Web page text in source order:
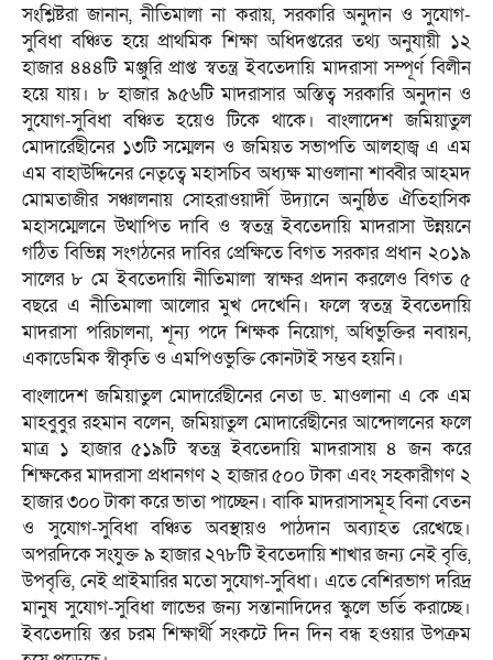
সংশ্লিষ্টরা জানান, নীতিমালা না করায়, সরকারি অনুদান ও সুযোগ-
সুবিধা বঞ্চিত হয়ে প্রাথমিক শিক্ষা অধিদপ্তরের তথ্য অনুযায়ী ১২
হাজার ৪৪৪টি মঞ্জুরি প্রাপ্ত স্বতন্ত্র ইবতেদায়ি মাদরাসা সম্পূর্ণ বিলীন
হয়ে যায়। ৮ হাজার ৯৫৬টি মাদরাসার অস্তিত্ব সরকারি অনুদান ও
সুযোগ-সুবিধা বঞ্চিত হয়েও টিকে থাকে। বাংলাদেশ জমিয়াতুল
মোদার্রেছীনের ১৩টি সম্মেলন ও জমিয়ত সভাপতি আলহাজ্ব এ এম
এম বাহাউদ্দিনের নেতৃত্বে মহাসচিব অধ্যক্ষ মাওলানা শাব্বীর আহমদ
মোমতাজীর সঞ্চালনায় সোহরাওয়ার্দী উদ্যানে অনুষ্ঠিত ঐতিহাসিক
মহাসম্মেলনে উত্থাপিত দাবি ও স্বতন্ত্র ইবতেদায়ি মাদরাসা উন্নয়নে
গঠিত বিভিন্ন সংগঠনের দাবির প্রেক্ষিতে বিগত সরকার প্রধান ২০১৯
সালের ৮ মে ইবতেদায়ি নীতিমালা স্বাক্ষর প্রদান করলেও বিগত ৫
বছরে এ নীতিমালা আলোর মুখ দেখেনি। ফলে স্বতন্ত্র ইবতেদায়ি
মাদরাসা পরিচালনা, শূন্য পদে শিক্ষক নিয়োগ, অধিভুক্তির নবায়ন,
একাডেমিক স্বীকৃতি ও এমপিওভুক্তি কোনটাই সম্ভব হয়নি।
বাংলাদেশ জমিয়াতুল মোদার্রেছীনের নেতা ড. মাওলানা এ কে এম
মাহবুবুর রহমান বলেন, জমিয়াতুল মোদার্রেছীনের আন্দোলনের ফলে
মাত্র ১ হাজার ৫১৯টি স্বতন্ত্র ইবতেদায়ি মাদরাসায় ৪ জন করে
শিক্ষকের মাদরাসা প্রধানগণ ২ হাজার ৫০০ টাকা এবং সহকারীগণ ২
হাজার ৩০০ টাকা করে ভাতা পাচ্ছেন। বাকি মাদরাসাসমূহ বিনা বেতন
ও সুযোগ-সুবিধা বঞ্চিত অবস্থায়ও পাঠদান অব্যাহত রেখেছে।
অপরদিকে সংযুক্ত ৯ হাজার ২৭৮টি ইবতেদায়ি শাখার জন্য নেই বৃত্তি,
উপবৃত্তি, নেই প্রাইমারির মতো সুযোগ-সুবিধা। এতে বেশিরভাগ দরিদ্র
মানুষ সুযোগ-সুবিধা লাভের জন্য সন্তানাদিদের স্কুলে ভর্তি করাচ্ছে।
ইবতেদায়ি স্তর চরম শিক্ষার্থী সংকটে দিন দিন বন্ধ হওয়ার উপক্রম